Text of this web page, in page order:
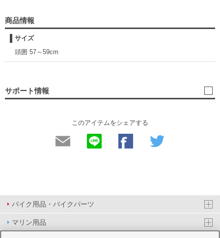
商品情報
サイズ
頭囲 57～59cm
サポート情報
このアイテムをシェアする
バイク用品・バイクパーツ
マリン用品